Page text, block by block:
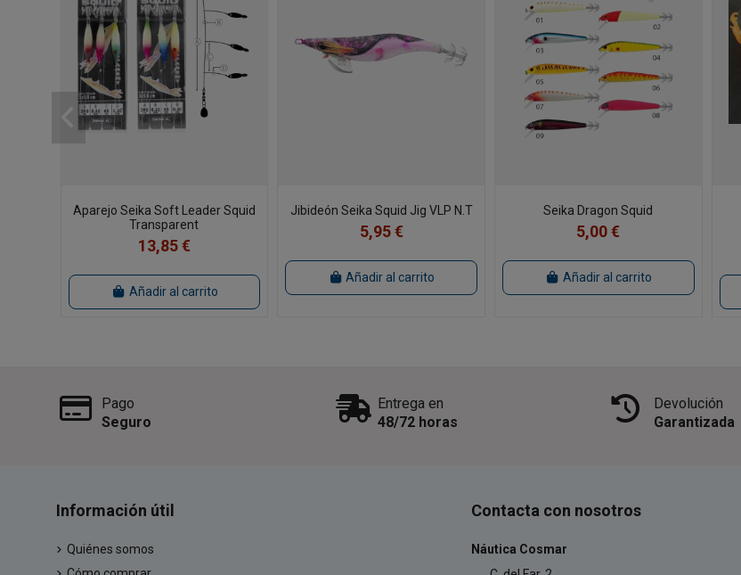
Aparejo Seika Soft Leader Squid
Transparent
13,85 €
Añadir al carrito
Jibideón Seika Squid Jig VLP N.T
5,95 €
Añadir al carrito
Seika Dragon Squid
5,00 €
Añadir al carrito
Pago
Seguro
Entrega en
48/72 horas
Devolución
Garantizada
Información útil
Quiénes somos
Contacta con nosotros
Náutica Cosmar